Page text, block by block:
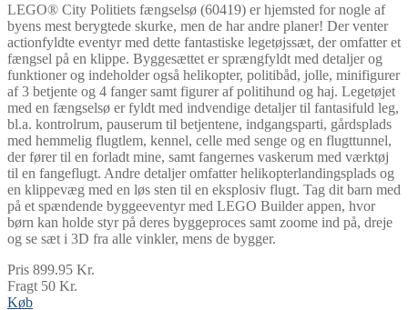
LEGO® City Politiets fængselsø (60419) er hjemsted for nogle af
byens mest berygtede skurke, men de har andre planer! Der venter
actionfyldte eventyr med dette fantastiske legetøjssæt, der omfatter et
fængsel på en klippe. Byggesættet er sprængfyldt med detaljer og
funktioner og indeholder også helikopter, politibåd, jolle, minifigurer
af 3 betjente og 4 fanger samt figurer af politihund og haj. Legetøjet
med en fængselsø er fyldt med indvendige detaljer til fantasifuld leg,
bl.a. kontrolrum, pauserum til betjentene, indgangsparti, gårdsplads
med hemmelig flugtlem, kennel, celle med senge og en flugttunnel,
der fører til en forladt mine, samt fangernes vaskerum med værktøj
til en fangeflugt. Andre detaljer omfatter helikopterlandingsplads og
en klippevæg med en løs sten til en eksplosiv flugt. Tag dit barn med
på et spændende byggeeventyr med LEGO Builder appen, hvor
børn kan holde styr på deres byggeproces samt zoome ind på, dreje
og se sæt i 3D fra alle vinkler, mens de bygger.
Pris 899.95 Kr.
Fragt 50 Kr.
Køb